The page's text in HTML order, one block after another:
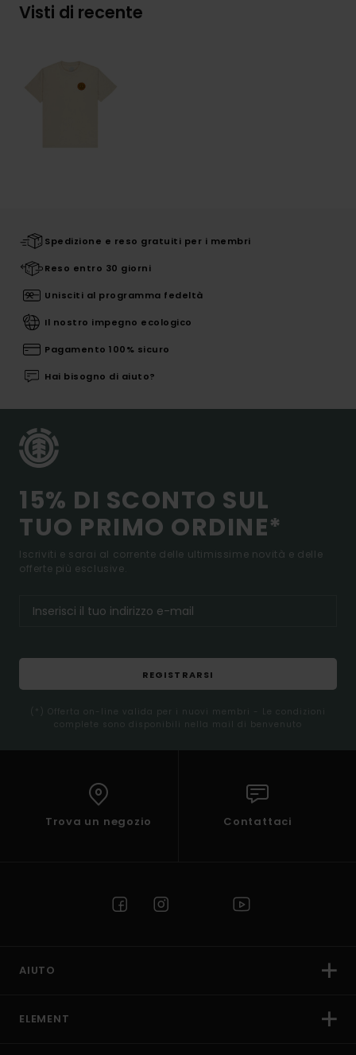
Visti di recente
Spedizione e reso gratuiti per i membri
Reso entro 30 giorni
Unisciti al programma fedeltà
Il nostro impegno ecologico
Pagamento 100% sicuro
Hai bisogno di aiuto?
15% DI SCONTO SUL
TUO PRIMO ORDINE*
Iscriviti e sarai al corrente delle ultimissime novità e delle
offerte più esclusive.
REGISTRARSI
(*) Offerta on-line valida per i nuovi membri - Le condizioni
complete sono disponibili nella mail di benvenuto
Trova un negozio Contattaci
AIUTO
ELEMENT